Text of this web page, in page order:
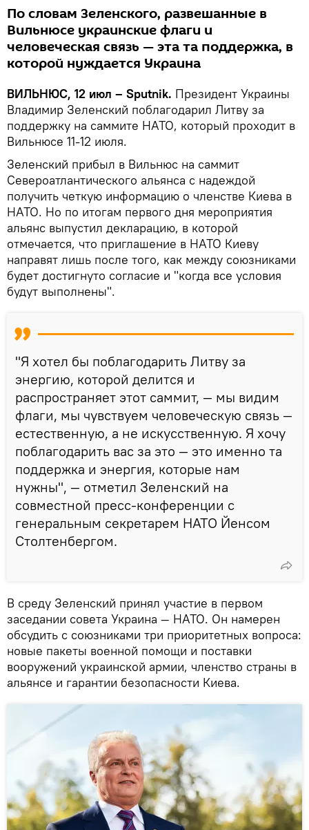
По словам Зеленского, развешанные в
Вильнюсе украинские флаги и
человеческая связь — эта та поддержка, в
которой нуждается Украина
ВИЛЬНЮС, 12 июл – Sputnik. Президент Украины
Владимир Зеленский поблагодарил Литву за
поддержку на саммите НАТО, который проходит в
Вильнюсе 11-12 июля.
Зеленский прибыл в Вильнюс на саммит
Североатлантического альянса с надеждой
получить четкую информацию о членстве Киева в
НАТО. Но по итогам первого дня мероприятия
альянс выпустил декларацию, в которой
отмечается, что приглашение в НАТО Киеву
направят лишь после того, как между союзниками
будет достигнуто согласие и "когда все условия
будут выполнены".
"Я хотел бы поблагодарить Литву за
энергию, которой делится и
распространяет этот саммит, — мы видим
флаги, мы чувствуем человеческую связь —
естественную, а не искусственную. Я хочу
поблагодарить вас за это — это именно та
поддержка и энергия, которые нам
нужны", — отметил Зеленский на
совместной пресс-конференции с
генеральным секретарем НАТО Йенсом
Столтенбергом.
В среду Зеленский принял участие в первом
заседании совета Украина — НАТО. Он намерен
обсудить с союзниками три приоритетных вопроса:
новые пакеты военной помощи и поставки
вооружений украинской армии, членство страны в
альянсе и гарантии безопасности Киева.